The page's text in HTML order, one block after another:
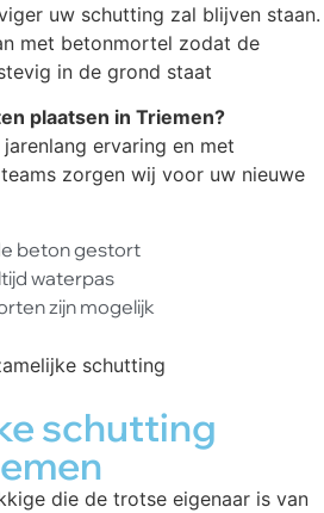
uw schutting zal blijven staan.
met betonmortel zodat de
in de grond staat
plaatsen in Triemen?
ervaring en met
zorgen wij voor uw nieuwe
beton gestort
waterpas
zijn mogelijk
schutting
die de trotse eigenaar is van